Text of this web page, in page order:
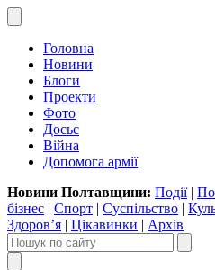
Головна
Новини
Блоги
Проекти
Фото
Досьє
Війна
Допомога армії
Новини Полтавщини: Події|
бізнес | Спорт | Суспільство |
Здоров’я | Цікавинки | Архів